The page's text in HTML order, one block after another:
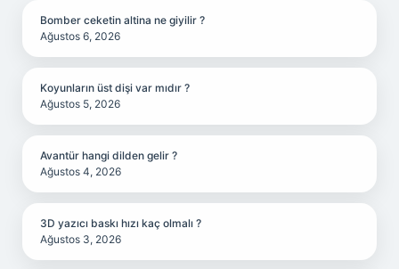
Bomber ceketin altina ne giyilir ?
Ağustos 6, 2026
Koyunların üst dişi var mıdır ?
Ağustos 5, 2026
Avantür hangi dilden gelir ?
Ağustos 4, 2026
3D yazıcı baskı hızı kaç olmalı ?
Ağustos 3, 2026